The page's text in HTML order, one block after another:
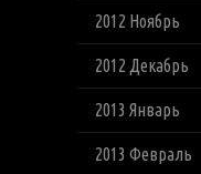
2012 Ноябрь
2012 Декабрь
2013 Январь
2013 Февраль